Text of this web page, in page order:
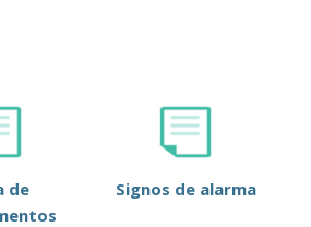
de
Signos de alarma